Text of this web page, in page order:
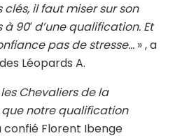
il faut miser sur son
90′ d’une qualification. Et
pas de stresse… » , a
Léopards A.
Chevaliers de la
notre qualification
confié Florent Ibenge